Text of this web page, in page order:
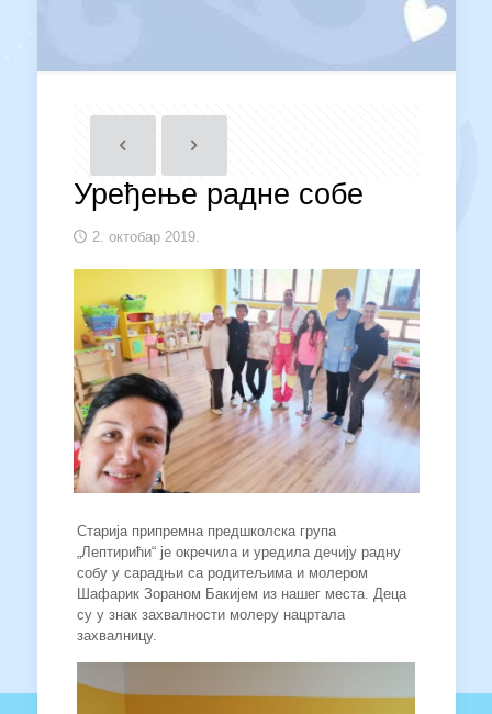
Уређење радне собе
2. октобар 2019.
Старија припремна предшколска група
„Лептирићи“ је окречила и уредила дечију радну
собу у сарадњи са родитељима и молером
Шафарик Зораном Бакијем из нашег места. Деца
су у знак захвалности молеру нацртала
захвалницу.